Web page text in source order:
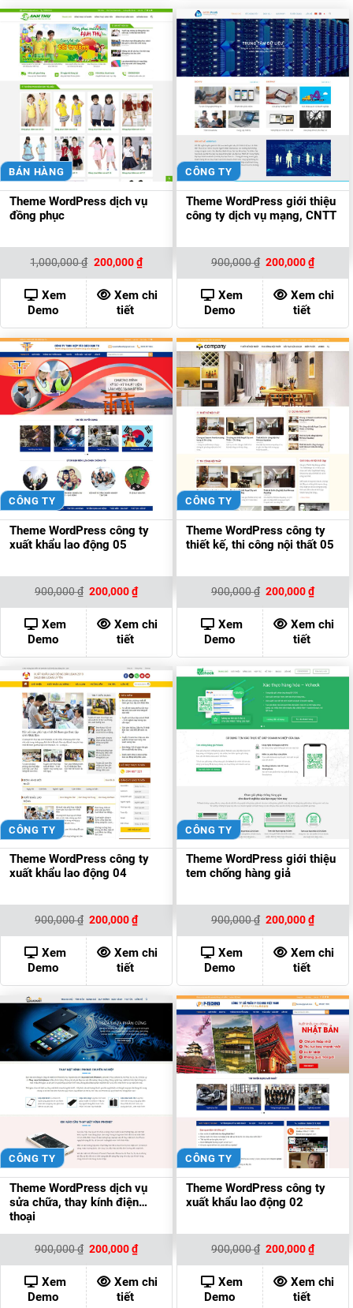
BÁN HÀNG
Theme WordPress dịch vụ
đồng phục
1,000,000₫ Giá
là:
1,000,000 ₫.
200,000₫Giá
hiện
tại
là:
200,000 ₫.
Xem
Demo
Xem chi
tiết
CÔNG TY
Theme WordPress giới thiệu
công ty dịch vụ mạng, CNTT
900,000₫ Giá
là:
900,000 ₫.
200,000₫Giá
hiện
tại
là:
Xem
Demo
Xem chi
tiết
CÔNG TY
Theme WordPress công ty
xuất khẩu lao động 05
900,000₫ Giá
là:
900,000 ₫.
200,000₫Giá
hiện
tại
là:
200,000 ₫.
Xem
Demo
Xem chi
tiết
CÔNG TY
Theme WordPress công ty
thiết kế, thi công nội thất 05
900,000₫ Giá
là:
900,000 ₫.
200,000₫Giá
hiện
tại
là:
Xem
Demo
Xem chi
tiết
CÔNG TY
Theme WordPress công ty
xuất khẩu lao động 04
900,000₫ Giá
là:
900,000 ₫.
200,000₫Giá
hiện
tại
là:
200,000 ₫.
Xem
Demo
Xem chi
tiết
CÔNG TY
Theme WordPress giới thiệu
tem chống hàng giả
900,000₫ Giá
là:
900,000 ₫.
200,000₫Giá
hiện
tại
là:
Xem
Demo
Xem chi
tiết
CÔNG TY
Theme WordPress dịch vụ
sửa chữa, thay kính điện
thoại
900,000₫ Giá
là:
900,000 ₫.
200,000₫Giá
hiện
tại
là:
200,000 ₫.
Xem
Demo
Xem chi
tiết
CÔNG TY
Theme WordPress công ty
xuất khẩu lao động 02
900,000₫ Giá
là:
900,000 ₫.
200,000₫Giá
hiện
tại
là:
Xem
Demo
Xem chi
tiết